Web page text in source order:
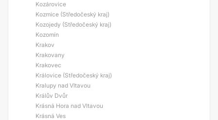
Kozárovice
Kozmice (Středočeský kraj)
Kozojedy (Středočeský kraj)
Kozomín
Krakov
Krakovany
Krakovec
Královice (Středočeský kraj)
Kralupy nad Vltavou
Králův Dvůr
Krásná Hora nad Vltavou
Krásná Ves